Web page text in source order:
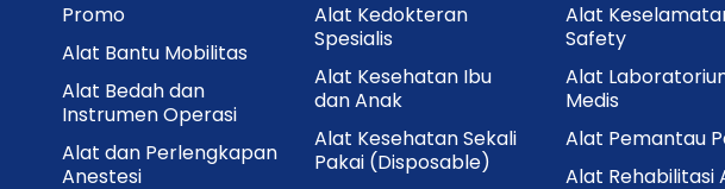
Promo
Alat Bantu Mobilitas
Alat Bedah dan
Instrumen Operasi
Alat dan Perlengkapan
Anestesi
Alat Kedokteran
Spesialis
Alat Kesehatan Ibu
dan Anak
Alat Kesehatan Sekali
Pakai (Disposable)
Alat
Safety
Alat
Medis
Alat Pemantau
Alat Rehabilitasi